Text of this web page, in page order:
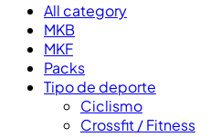
All category
MKB
MKF
Packs
Tipo de deporte
Ciclismo
Crossfit / Fitness